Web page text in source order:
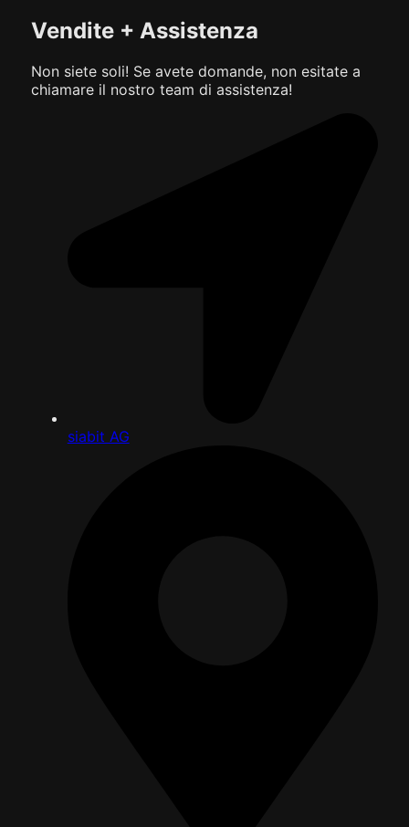
Vendite + Assistenza
Non siete soli! Se avete domande, non esitate a
chiamare il nostro team di assistenza!
siabit AG